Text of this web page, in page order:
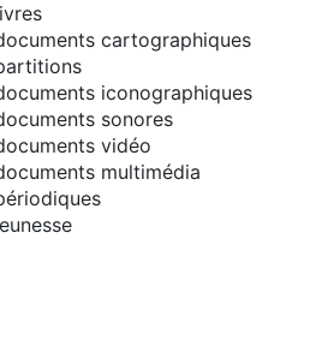
cartographiques
iconographiques
sonores
vidéo
multimédia